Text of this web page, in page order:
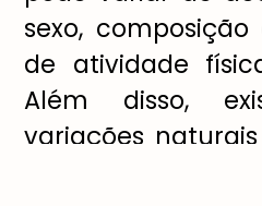
sexo,
de atividade
Além disso,
variações